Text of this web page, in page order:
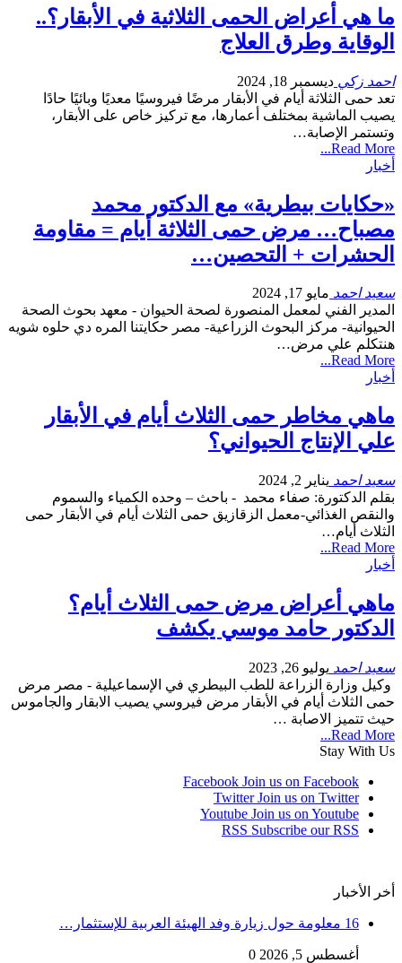
ما هي أعراض الحمى الثلاثية في الأبقار؟..
الوقاية وطرق العلاج
احمد زكي ديسمبر 18, 2024
تعد حمى الثلاثة أيام في الأبقار مرضًا فيروسيًا معديًا وبائيًا حادًا
يصيب الماشية بمختلف أعمارها، مع تركيز خاص على الأبقار،
وتستمر الإصابة…
Read More...
أخبار
«حكايات بيطرية» مع الدكتور محمد
مصباح… مرض حمى الثلاثة أيام = مقاومة
الحشرات + التحصين…
سعيد احمد مايو 17, 2024
المدير الفني لمعمل المنصورة لصحة الحيوان - معهد بحوث الصحة
الحيوانية- مركز البحوث الزراعية- مصر حكايتنا المره دي حلوه شويه
هنتكلم علي مرض…
Read More...
أخبار
ماهي مخاطر حمى الثلاث أيام في الأبقار
علي الإنتاج الحيواني؟
سعيد احمد يناير 2, 2024
بقلم الدكتورة: صفاء محمد - باحث – وحده الكمياء والسموم
والنقص الغذائي-معمل الزقازيق حمى الثلاث أيام في الأبقار حمى
الثلاث أيام…
Read More...
أخبار
ماهي أعراض مرض حمى الثلاث أيام؟
الدكتور حامد موسي يكشف
سعيد احمد يوليو 26, 2023
وكيل وزارة الزراعة للطب البيطري في الإسماعيلية - مصر مرض
حمى الثلاث أيام في الأبقار مرض فيروسي يصيب الابقار والجاموس
حيث تتميز الاصابة …
Read More...
Stay With Us
Facebook Join us on Facebook
Twitter Join us on Twitter
Youtube Join us on Youtube
RSS Subscribe our RSS
أخر الأخبار
16 معلومة حول زيارة وفد الهيئة العربية للإستثمار…
أغسطس 5, 2026 0